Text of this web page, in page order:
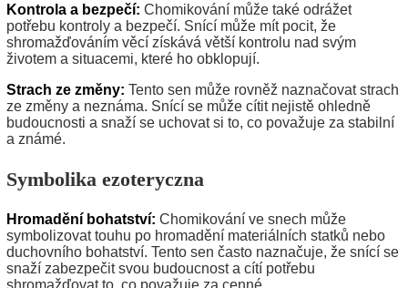
Kontrola a bezpečí: Chomikování může také odrážet
potřebu kontroly a bezpečí. Snící může mít pocit, že
shromažďováním věcí získává větší kontrolu nad svým
životem a situacemi, které ho obklopují.
Strach ze změny: Tento sen může rovněž naznačovat strach
ze změny a neznáma. Snící se může cítit nejistě ohledně
budoucnosti a snaží se uchovat si to, co považuje za stabilní
a známé.
Symbolika ezoteryczna
Hromadění bohatství: Chomikování ve snech může
symbolizovat touhu po hromadění materiálních statků nebo
duchovního bohatství. Tento sen často naznačuje, že snící se
snaží zabezpečit svou budoucnost a cítí potřebu
shromažďovat to, co považuje za cenné.